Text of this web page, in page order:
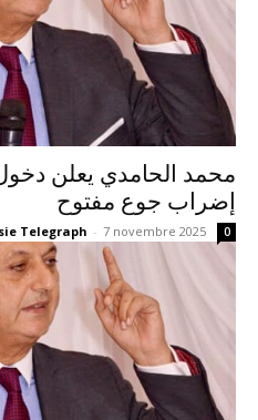
محمد الحامدي يعلن
إضراب جوع مفتوح
Telegraph - 7 novembre 2025 0